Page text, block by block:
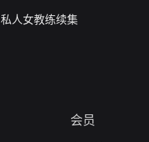
私人女教练续集
会员